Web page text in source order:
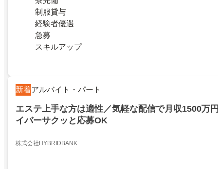
制服貸与
経験者優遇
急募
スキルアップ
新着アルバイト・パート
エステ上手な方は適性／気軽な配信で月収1500万
イバーサクッと応募OK
株式会社HYBRIDBANK